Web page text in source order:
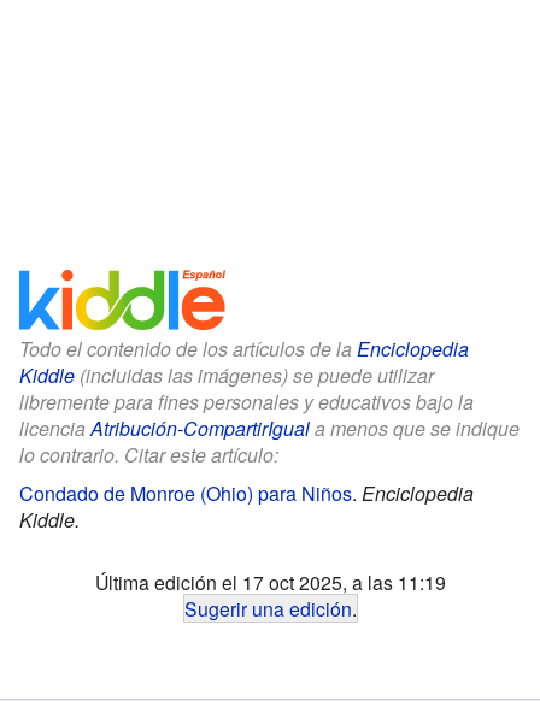
Todo el contenido de los artículos de la Enciclopedia
Kiddle (incluidas las imágenes) se puede utilizar
libremente para fines personales y educativos bajo la
licenciaAtribución-CompartirIguala menos que se indique
lo contrario. Citar este artículo:
Condado de Monroe (Ohio) para Niños. Enciclopedia
Kiddle.
Última edición el 17 oct 2025, a las 11:19
Sugerir una edición.